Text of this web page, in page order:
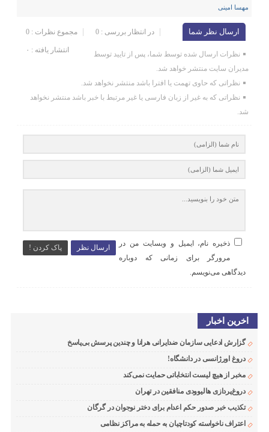
مهسا امینی
ارسال نظر شما مجموع نظرات : 0 در انتظار بررسی : 0
انتشار یافته : ۰
نظرات ارسال شده توسط شما، پس از تایید توسط
مدیران سایت منتشر خواهد شد.
نظراتی که حاوی تهمت یا افترا باشد منتشر نخواهد شد.
نظراتی که به غیر از زبان فارسی یا غیر مرتبط با خبر باشد منتشر نخواهد
شد.
ارسال نظر پاک کردن !
ذخیره نام، ایمیل و وبسایت من در
مرورگر برای زمانی که دوباره
دیدگاهی می‌نویسم.
اخرین اخبار
گزارش ادعایی سازمان ضدایرانی هرانا و چندین پرسش بی‌پاسخ
دروغ اورژانسی در دانشگاه!
مخبر از هیچ لیست انتخاباتی حمایت نمی‌کند
دروغ‌پردازی هالیوودی منافقین در تهران
تکذیب خبر صدور حکم اعدام برای دختر نوجوان در گرگان
اعتراف ناخواسته کودتاچیان به حمله به مراکز نظامی